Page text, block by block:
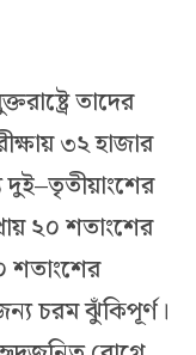
তাদের
৩২ হাজার
২০ শতাংশের
শতাংশের
চরম ঝুঁকিপূর্ণ।